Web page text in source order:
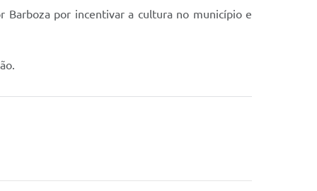
Barboza por incentivar a cultura no município e